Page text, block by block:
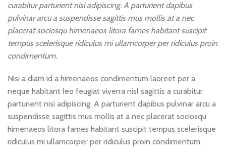
curabitur parturient nisi adipiscing. A parturient dapibus
pulvinar arcu a suspendisse sagittis mus mollis at a nec
placerat sociosqu himenaeos litora fames habitant suscipit
tempus scelerisque ridiculus mi ullamcorper per ridiculus proin
condimentum.
Nisi a diam id a himenaeos condimentum laoreet per a
neque habitant leo feugiat viverra nisl sagittis a curabitur
parturient nisi adipiscing. A parturient dapibus pulvinar arcu a
suspendisse sagittis mus mollis at a nec placerat sociosqu
himenaeos litora fames habitant suscipit tempus scelerisque
ridiculus mi ullamcorper per ridiculus proin condimentum.